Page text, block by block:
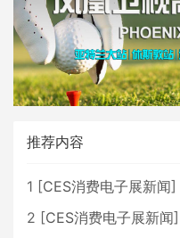
推荐内容
1 [CES消费电子展新闻]
2 [CES消费电子展新闻]